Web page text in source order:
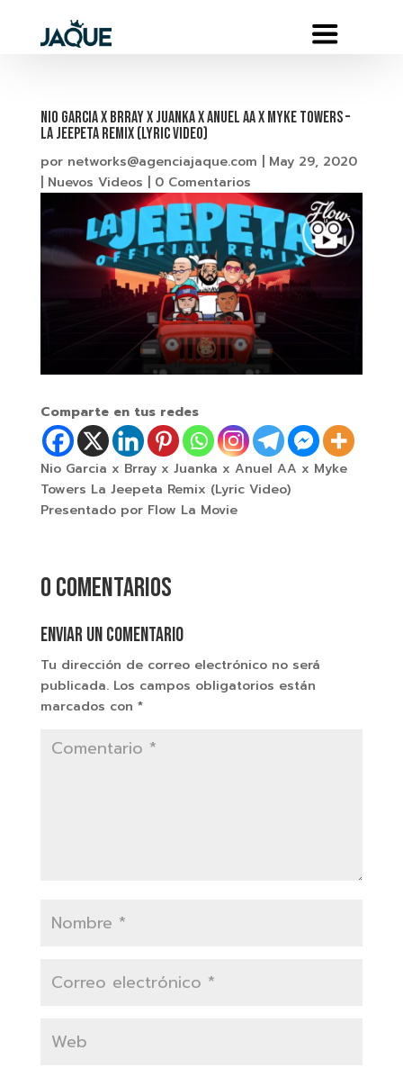
Nio Garcia x Brray x Juanka x Anuel AA x Myke Towers –
La Jeepeta Remix (Lyric Video)
por networks@agenciajaque.com
May 29, 2020
Nuevos Videos 0 Comentarios
Comparte en tus redes
Nio Garcia x Brray x Juanka x Anuel AA x Myke
Towers La Jeepeta Remix (Lyric Video)
Presentado por Flow La Movie
0 comentarios
Enviar un comentario
Tu dirección de correo electrónico no será
publicada. Los campos obligatorios están
marcados con *